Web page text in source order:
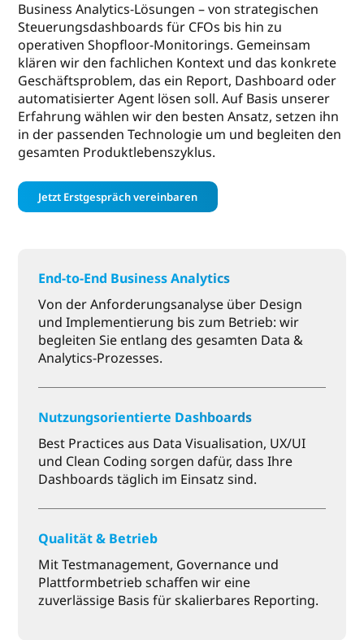
Business Analytics-Lösungen – von strategischen
Steuerungsdashboards für CFOs bis hin zu
operativen Shopfloor-Monitorings. Gemeinsam
klären wir den fachlichen Kontext und das konkrete
Geschäftsproblem, das ein Report, Dashboard oder
automatisierter Agent lösen soll. Auf Basis unserer
Erfahrung wählen wir den besten Ansatz, setzen ihn
in der passenden Technologie um und begleiten den
gesamten Produktlebenszyklus.
Jetzt Erstgespräch vereinbaren
End-to-End Business Analytics
Von der Anforderungsanalyse über Design
und Implementierung bis zum Betrieb: wir
begleiten Sie entlang des gesamten Data &
Analytics-Prozesses.
Nutzungsorientierte Dashboards
Best Practices aus Data Visualisation, UX/UI
und Clean Coding sorgen dafür, dass Ihre
Dashboards täglich im Einsatz sind.
Qualität & Betrieb
Mit Testmanagement, Governance und
Plattformbetrieb schaffen wir eine
zuverlässige Basis für skalierbares Reporting.